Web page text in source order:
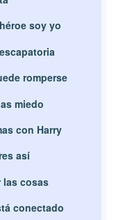
soy yo
romperse
miedo
con Harry
así
las cosas
conectado